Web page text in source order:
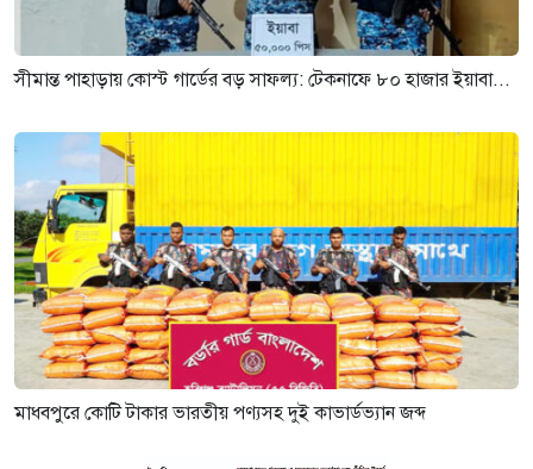
সীমান্ত পাহাড়ায় কোস্ট গার্ডের বড় সাফল্য: টেকনাফে ৮০ হাজার ইয়াবা...
মাধবপুরে কোটি টাকার ভারতীয় পণ্যসহ দুই কাভার্ডভ্যান জব্দ